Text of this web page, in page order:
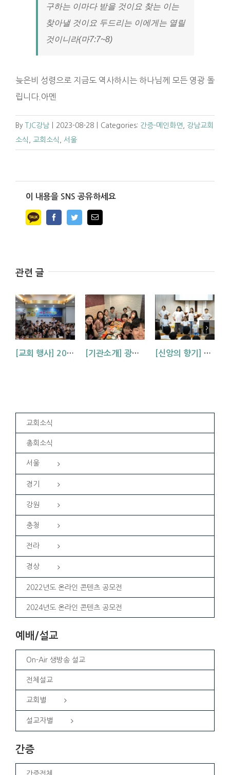
구하는 이마다 받을 것이요 찾는 이는
찾아낼 것이요 두드리는 이에게는 열릴
것이니라(마7:7~8)
늦은비 성령으로 지금도 역사하시는 하나님께 모든 영광 돌
립니다.아멘
By TJC강남 2023-08-28 Categories: 간증-메인화면
강남교회
소식
교회소식 서울
이 내용을 SNS 공유하세요
FacebookTwitterEmail
관련 글
[교회 행사] 2026 아동부 연합 여름성경학교 (부산, 거제, 대구) [기관소개] 광주교회 청년부를 소개합니다! [신앙의 향기] 우리 하나님은 크시다네_아동부 찬양
교회소식
총회소식
서울
경기
강원
충청
전라
경상
2022년도 온라인 콘텐츠 공모전
2024년도 온라인 콘텐츠 공모전
예배/설교
On-Air 생방송 설교
전체설교
교회별
설교자별
간증
간증전체